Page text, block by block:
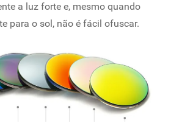
a luz forte e, mesmo quando
para o sol, não é fácil ofuscar.